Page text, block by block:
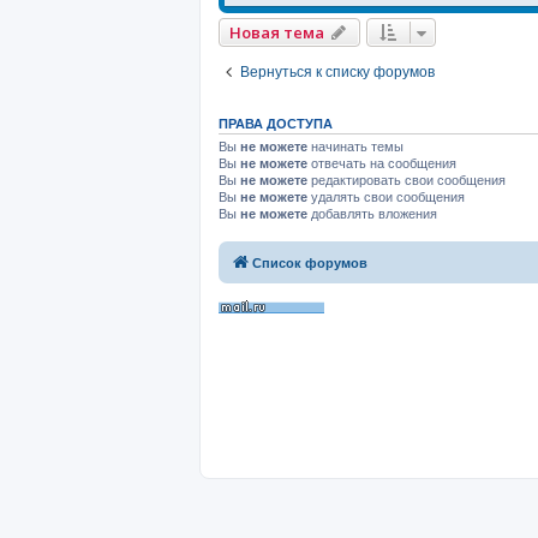
Новая тема
Вернуться к списку форумов
ПРАВА ДОСТУПА
Вы не можете начинать темы
Вы не можете отвечать на сообщения
Вы не можете редактировать свои сообщения
Вы не можете удалять свои сообщения
Вы не можете добавлять вложения
Список форумов